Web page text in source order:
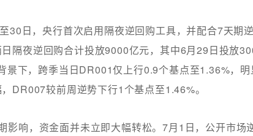
30日，央行首次启用隔夜逆回购工具，并配合7天期逆
隔夜逆回购合计投放9000亿元，其中6月29日投放
景下，跨季当日DR001仅上行0.9个基点至1.36%，明
DR007较前周逆势下行1个基点至1.46%。
影响，资金面并未立即大幅转松。7月1日，公开市场